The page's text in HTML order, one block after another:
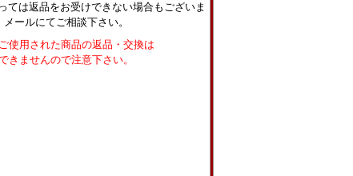
ては返品をお受けできない場合もございま
ールにてご相談下さい。
使用された商品の返品・交換は
きませんので注意下さい。